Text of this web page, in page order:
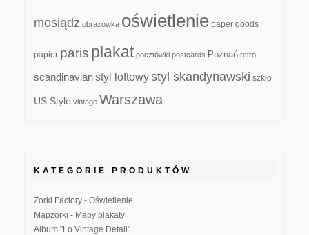
mosiądz obrazówka oświetlenie paper goods
papier paris plakat pocztówki postcards Poznań retro
scandinavianstyl loftowystyl skandynawski szkło
US Style vintage Warszawa
KATEGORIE PRODUKTÓW
Zorki Factory - Oświetlenie
Mapzorki - Mapy plakaty
Album "Lo Vintage Detail"